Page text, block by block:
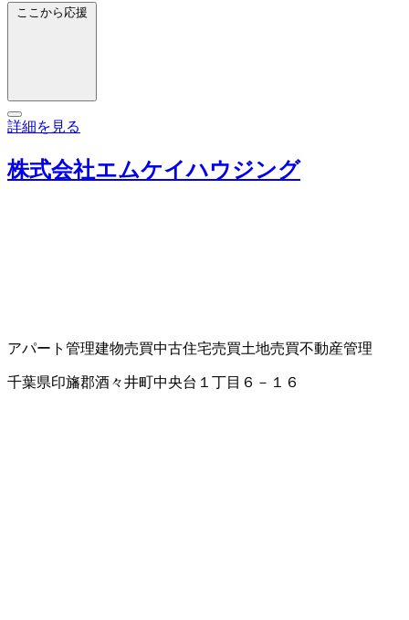
ここから応援
詳細を見る
株式会社エムケイハウジング
アパート管理建物売買中古住宅売買土地売買不動産管理
千葉県印旛郡酒々井町中央台１丁目６－１６